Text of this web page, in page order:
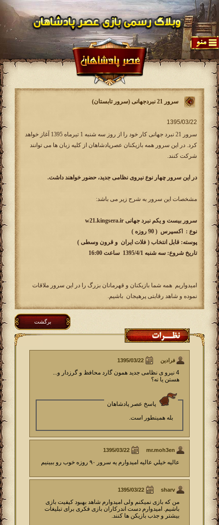
سرور 21 نبردجهانی (سرور تابستان)
سرور 21 نبرد جهانی کار خود را از روز سه شنبه 1 تیرماه 1395 آغاز خواهد
کرد. در این سرور همه بازیکنان عصرپادشاهان از کلیه زبان ها می توانند
شرکت کنند.
در این سرور چهار نوع نیروی نظامی جدید، حضور خواهند داشت.
مشخصات این سرور به شرح زیر می باشد:
سرور بیست و یکم نبرد جهانی w21.kingsera.ir
نوع : اکسپرس ( 90 روزه )
پوسته: قابل انتخاب ( فلات ایران و قرون وسطی )
تاریخ شروع: سه شنبه 1395/4/1 ساعت 16:00
امیدواریم همه شما بازیکنان و قهرمانان بزرگ را در این سرور ملاقات
نموده و شاهد رقابتی پرهیجان باشیم.
برگشت
فرادین
4 نیرو ی نظامی جدید همون گارد محافظ و گرزدار و...
هستن یا نه؟
پاسخ عصر پادشاهان
بله همینطور است.
mr.moh3en
عاليه خيلي عاليه اميدوارم يه سرور ٩٠ روزه خوب رو ببينيم
sharv
من که بازی نمیکنم ولی امیدوارم شاهد بهبود کیفیت بازی
باشیم. امیدوارم دست اندرکاران بازی فکری برای تبلیغات
بیشتر و جذب بازیکن ها کنند.